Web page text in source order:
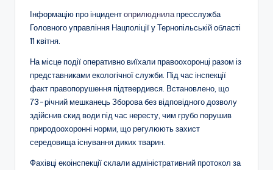
Інформацію про інцидентоприлюднилапресслужба
Головного управління Нацполіції у Тернопільській області
11 квітня.
На місце події оперативно виїхали правоохоронці разом із
представниками екологічної служби. Під час інспекції
факт правопорушення підтвердився. Встановлено, що
73-річний мешканець Зборова без відповідного дозволу
здійснив скид води під час нересту, чим грубо порушив
природоохоронні норми, що регулюють захист
середовища існування диких тварин.
Фахівці екоінспекції склали адміністративний протокол за